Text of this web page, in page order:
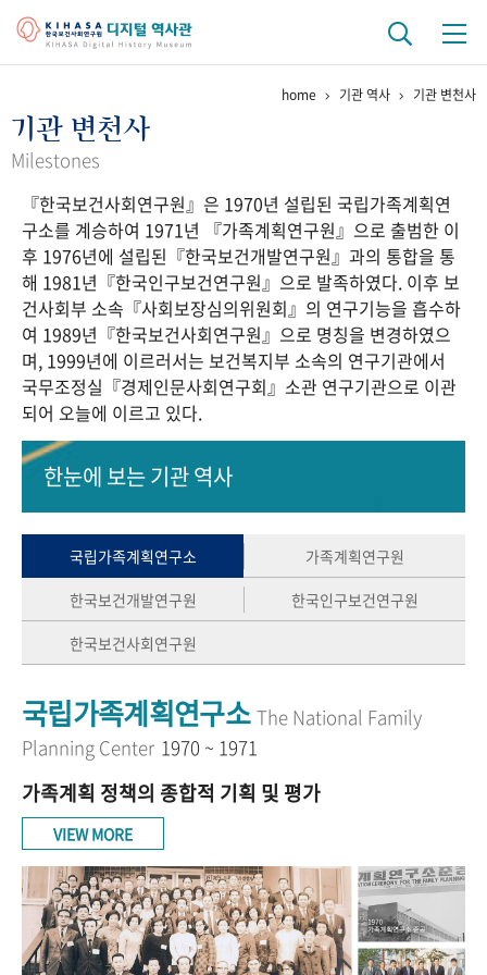
걸어온 길 기관 변천사
연구 역사
정책과 연구 키워드로 보는 연구 역사
연구자들
간행물 변천사
기록물 아카이브
사진 아카이브 문서 기록물 행정박물 영상 기록물
50+1 주년 기념
세계와 함께 한 KIHASA
VR 역사관
home 기관 역사 기관 변천사
기관 변천사
Milestones
『한국보건사회연구원』은 1970년 설립된 국립가족계획연
구소를 계승하여 1971년 『가족계획연구원』으로 출범한 이
후 1976년에 설립된『한국보건개발연구원』과의 통합을 통
해 1981년『한국인구보건연구원』으로 발족하였다. 이후 보
건사회부 소속『사회보장심의위원회』의 연구기능을 흡수하
여 1989년『한국보건사회연구원』으로 명칭을 변경하였으
며, 1999년에 이르러서는 보건복지부 소속의 연구기관에서
국무조정실『경제인문사회연구회』소관 연구기관으로 이관
되어 오늘에 이르고 있다.
한눈에 보는기관 역사
국립가족계획연구소
가족계획연구원
한국보건개발연구원
한국인구보건연구원
한국보건사회연구원
국립가족계획연구소 The National Family
Planning Center 1970 ~ 1971
가족계획 정책의 종합적 기획 및 평가
VIEW MORE